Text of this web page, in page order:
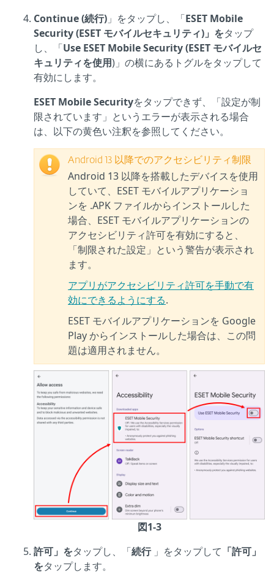
Continue (続行) 」をタップし、「ESET Mobile
Security (ESET モバイルセキュリティ)」をタップ
し、「Use ESET Mobile Security (ESET モバイルセ
キュリティを使用)」の横にあるトグルをタップして
有効にします。
ESET Mobile Securityをタップできず、「設定が制
限されています」というエラーが表示される場合
は、以下の黄色い注釈を参照してください。
Android 13 以降でのアクセシビリティ制限
Android 13 以降を搭載したデバイスを使用
していて、ESET モバイルアプリケーショ
ンを .APK ファイルからインストールした
場合、ESET モバイルアプリケーションの
アクセシビリティ許可を有効にすると、
「制限された設定」という警告が表示され
ます。
アプリがアクセシビリティ許可を手動で有
効にできるようにする.
ESET モバイルアプリケーションを Google
Play からインストールした場合は、この問
題は適用されません。
図1-3
許可」をタップし、「続行 」をタップして 「許可」
をタップします。